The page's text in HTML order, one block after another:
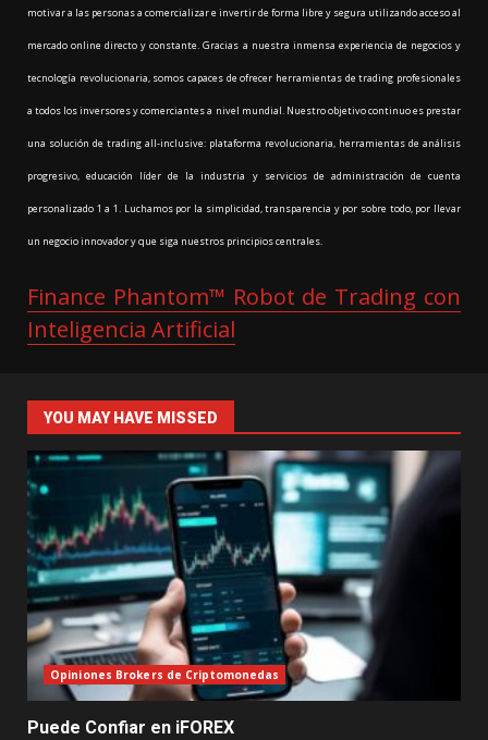
motivar a las personas a comercializar e invertir de forma libre y segura utilizando acceso al
mercado online directo y constante. Gracias a nuestra inmensa experiencia de negocios y
tecnología revolucionaria, somos capaces de ofrecer herramientas de trading profesionales
a todos los inversores y comerciantes a nivel mundial. Nuestro objetivo continuo es prestar
una solución de trading all-inclusive: plataforma revolucionaria, herramientas de análisis
progresivo, educación líder de la industria y servicios de administración de cuenta
personalizado 1 a 1. Luchamos por la simplicidad, transparencia y por sobre todo, por llevar
un negocio innovador y que siga nuestros principios centrales.
Finance Phantom™ Robot de Trading con
Inteligencia Artificial
YOU MAY HAVE MISSED
Opiniones Brokers de Criptomonedas
Puede Confiar en iFOREX